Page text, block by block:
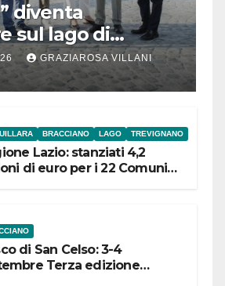
diventa
sul lago di
ieriGRAZIAROSA VILLANI
BRACCIANO LAGO TREVIGNANO
Lazio: stanziati 4,2
di euro per i 22 Comuni
di San Celso: 3-4
Terza edizione